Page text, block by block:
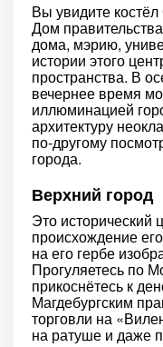
Вы увидите
Дом
дома, мэрию,
истории этого
пространства. В
вечернее время
иллюминацией
архитектуру
по-другому
города.
Верхний город
Это исторический
происхождение
на его гербе
Прогуляетесь по
прикоснётесь к
Магдебургским
торговли на
на ратуше и даже